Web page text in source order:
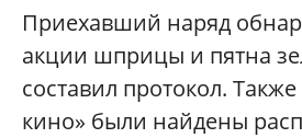
Приехавший наряд
акции шприцы и пятна
составил протокол.
кино» были найдены